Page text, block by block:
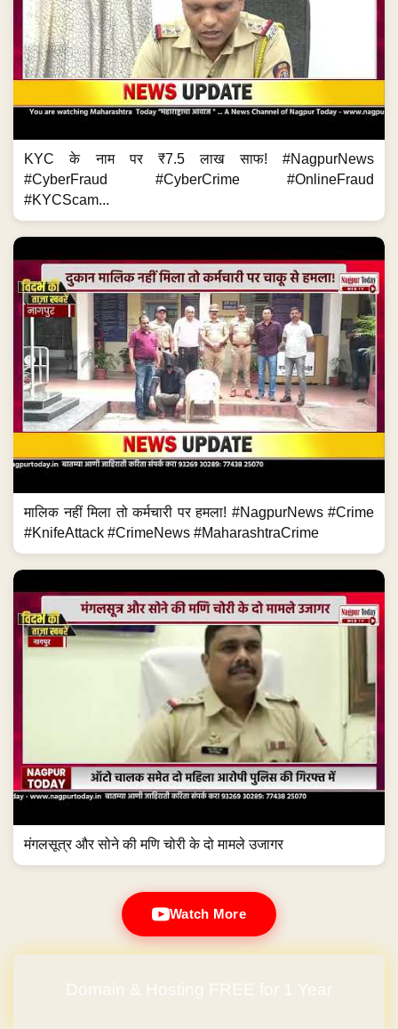
KYC के नाम पर ₹7.5 लाख साफ! #NagpurNews
#CyberFraud #CyberCrime #OnlineFraud
#KYCScam...
मालिक नहीं मिला तो कर्मचारी पर हमला! #NagpurNews #Crime
#KnifeAttack #CrimeNews #MaharashtraCrime
मंगलसूत्र और सोने की मणि चोरी के दो मामले उजागर
Watch More
Domain & Hosting FREE for 1 Year